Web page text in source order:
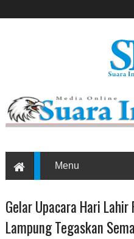
Gelar Upacara Hari
Lampung Tegaskan